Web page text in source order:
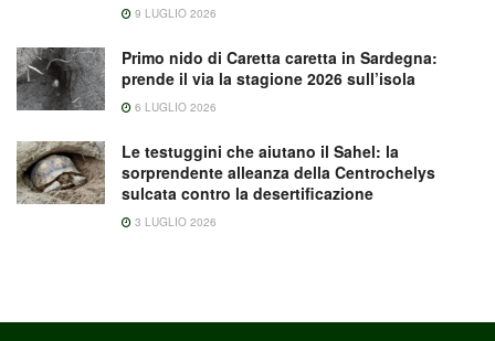
9 LUGLIO 2026
Primo nido di Caretta caretta in Sardegna:
prende il via la stagione 2026 sull’isola
6 LUGLIO 2026
Le testuggini che aiutano il Sahel: la
sorprendente alleanza della Centrochelys
sulcata contro la desertificazione
3 LUGLIO 2026